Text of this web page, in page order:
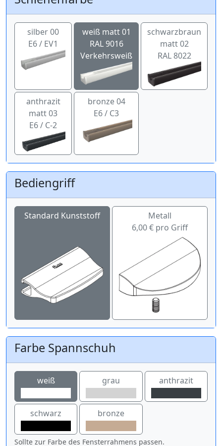
silber 00
E6 / EV1
weiß matt 01
RAL 9016
Verkehrsweiß
schwarzbraun
matt 02
RAL 8022
anthrazit
matt 03
E6 / C-2
bronze 04
E6 / C3
Bediengriff
Standard Kunststoff
Metall
6,00 € pro Griff
Farbe Spannschuh
weiß grau anthrazit
schwarz bronze
Sollte zur Farbe des Fensterrahmens passen.